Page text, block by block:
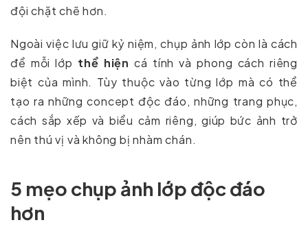
đội chặt chẽ hơn.
Ngoài việc lưu giữ kỷ niệm, chụp ảnh lớp còn là cách
để mỗi lớp thể hiện cá tính và phong cách riêng
biệt của mình. Tùy thuộc vào từng lớp mà có thể
tạo ra những concept độc đáo, những trang phục,
cách sắp xếp và biểu cảm riêng, giúp bức ảnh trở
nên thú vị và không bị nhàm chán.
5 mẹo chụp ảnh lớp độc đáo
hơn